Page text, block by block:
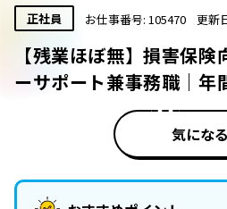
正社員 お仕事番号: 105470 更新
【残業ほぼ無】損害保
ーサポート兼事務職｜年
気になる